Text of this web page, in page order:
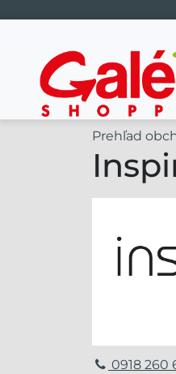
Hlavná
Prehľad
0918 260